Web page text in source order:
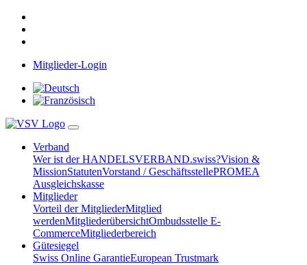
Mitglieder-Login
Verband
Wer ist der HANDELSVERBAND.swiss?Vision &
MissionStatutenVorstand / GeschäftsstellePROMEA
Ausgleichskasse
Mitglieder
Vorteil der MitgliederMitglied
werdenMitgliederübersichtOmbudsstelle E-
CommerceMitgliederbereich
Gütesiegel
Swiss Online GarantieEuropean Trustmark